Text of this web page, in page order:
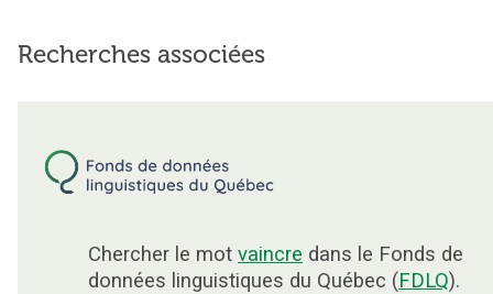
Recherches associées
Chercher le mot vaincre dans le Fonds de
données linguistiques du Québec (FDLQ).